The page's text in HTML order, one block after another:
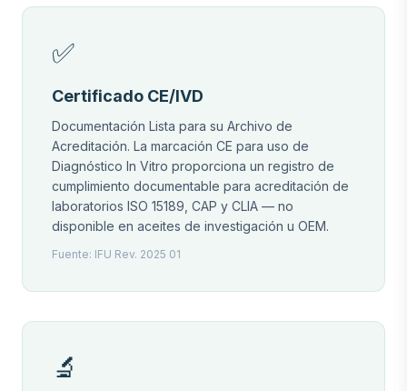
✅
Certificado CE/IVD
Documentación Lista para su Archivo de
Acreditación. La marcación CE para uso de
Diagnóstico In Vitro proporciona un registro de
cumplimiento documentable para acreditación de
laboratorios ISO 15189, CAP y CLIA — no
disponible en aceites de investigación u OEM.
Fuente: IFU Rev. 2025 01
🔬